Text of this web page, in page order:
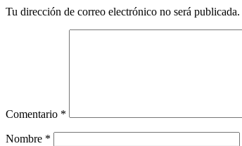
los
Tu dirección de correo electrónico no será publicada.
Comentario *
Nombre *